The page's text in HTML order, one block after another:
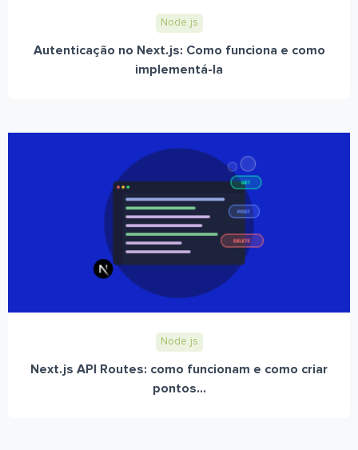
Node.js
Autenticação no Next.js: Como funciona e como
implementá-la
Node.js
Next.js API Routes: como funcionam e como criar
pontos...